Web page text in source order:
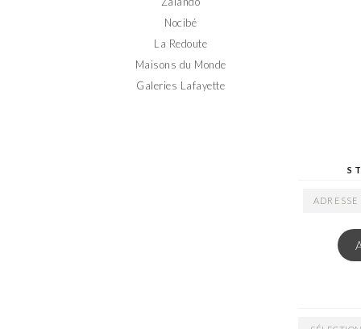
Nocibé
La Redoute
Maisons du Monde
Galeries Lafayette
ADRESSE